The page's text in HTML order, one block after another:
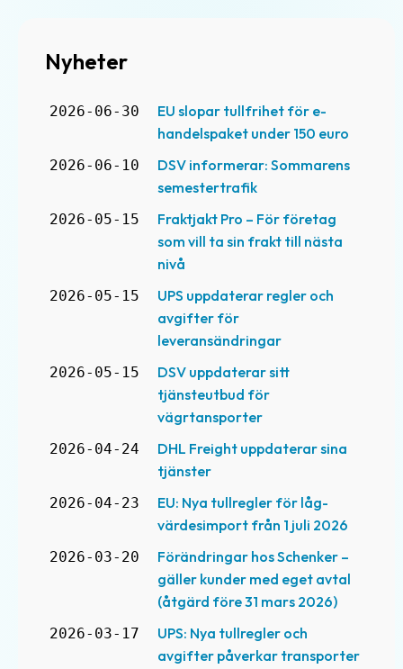
Nyheter
2026-06-30
EU slopar tullfrihet för e-
handelspaket under 150 euro
2026-06-10
DSV informerar: Sommarens
semestertrafik
2026-05-15
Fraktjakt Pro – För företag
som vill ta sin frakt till nästa
nivå
2026-05-15
UPS uppdaterar regler och
avgifter för
leveransändringar
2026-05-15
DSV uppdaterar sitt
tjänsteutbud för
vägrtansporter
2026-04-24
DHL Freight uppdaterar sina
tjänster
2026-04-23
EU: Nya tullregler för låg­
värdesimport från 1 juli 2026
2026-03-20
Förändringar hos Schenker –
gäller kunder med eget avtal
(åtgärd före 31 mars 2026)
2026-03-17
UPS: Nya tullregler och
avgifter påverkar transporter